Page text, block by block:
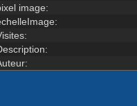
image: